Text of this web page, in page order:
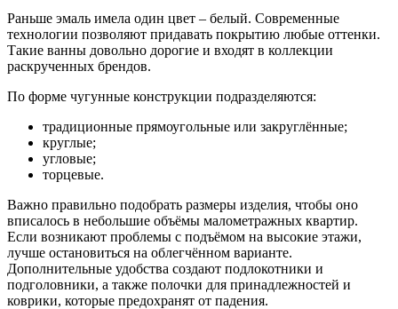
Раньше эмаль имела один цвет – белый. Современные
технологии позволяют придавать покрытию любые оттенки.
Такие ванны довольно дорогие и входят в коллекции
раскрученных брендов.
По форме чугунные конструкции подразделяются:
традиционные прямоугольные или закруглённые;
круглые;
угловые;
торцевые.
Важно правильно подобрать размеры изделия, чтобы оно
вписалось в небольшие объёмы малометражных квартир.
Если возникают проблемы с подъёмом на высокие этажи,
лучше остановиться на облегчённом варианте.
Дополнительные удобства создают подлокотники и
подголовники, а также полочки для принадлежностей и
коврики, которые предохранят от падения.